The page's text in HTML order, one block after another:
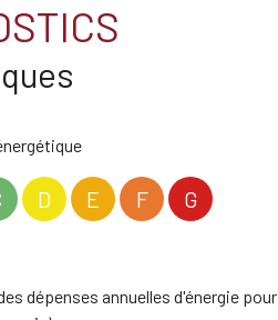
D E F G
dépenses annuelles d'énergie